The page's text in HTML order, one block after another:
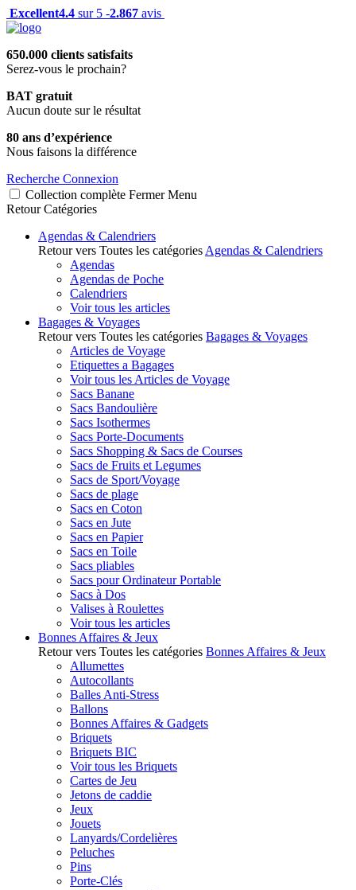
Excellent4.4 sur 5 -2.867 avis
650.000 clients satisfaits
Serez-vous le prochain?
BAT gratuit
Aucun doute sur le résultat
80 ans d’expérience
Nous faisons la différence
Recherche Connexion
Collection complète Fermer Menu
Retour Catégories
Agendas & Calendriers
Retour vers Toutes les catégories Agendas & Calendriers
Agendas
Agendas de Poche
Calendriers
Voir tous les articles
Bagages & Voyages
Retour vers Toutes les catégories Bagages & Voyages
Articles de Voyage
Etiquettes a Bagages
Voir tous les Articles de Voyage
Sacs Banane
Sacs Bandoulière
Sacs Isothermes
Sacs Porte-Documents
Sacs Shopping & Sacs de Courses
Sacs de Fruits et Legumes
Sacs de Sport/Voyage
Sacs de plage
Sacs en Coton
Sacs en Jute
Sacs en Papier
Sacs en Toile
Sacs pliables
Sacs pour Ordinateur Portable
Sacs à Dos
Valises à Roulettes
Voir tous les articles
Bonnes Affaires & Jeux
Retour vers Toutes les catégories Bonnes Affaires & Jeux
Allumettes
Autocollants
Balles Anti-Stress
Ballons
Bonnes Affaires & Gadgets
Briquets
Briquets BIC
Voir tous les Briquets
Cartes de Jeu
Jetons de caddie
Jeux
Jouets
Lanyards/Cordelières
Peluches
Pins
Porte-Clés